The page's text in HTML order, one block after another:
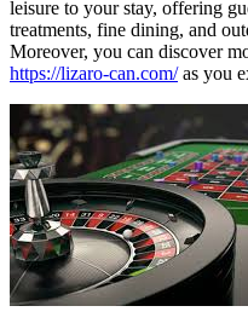
leisure to your stay, offering
treatments, fine dining, and
Moreover, you can discover
https://lizaro-can.com/as you